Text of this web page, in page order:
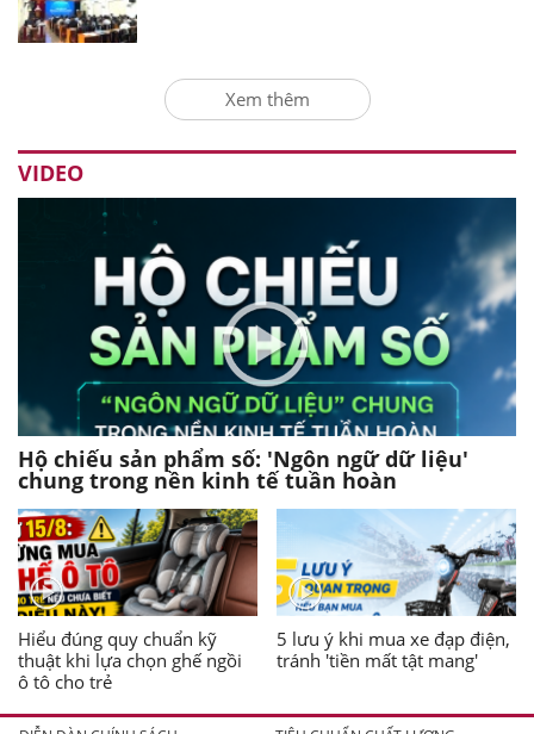
Xem thêm
VIDEO
Hộ chiếu sản phẩm số: 'Ngôn ngữ dữ liệu'
chung trong nền kinh tế tuần hoàn
Hiểu đúng quy chuẩn kỹ
thuật khi lựa chọn ghế ngồi
ô tô cho trẻ
5 lưu ý khi mua xe đạp điện,
tránh 'tiền mất tật mang'